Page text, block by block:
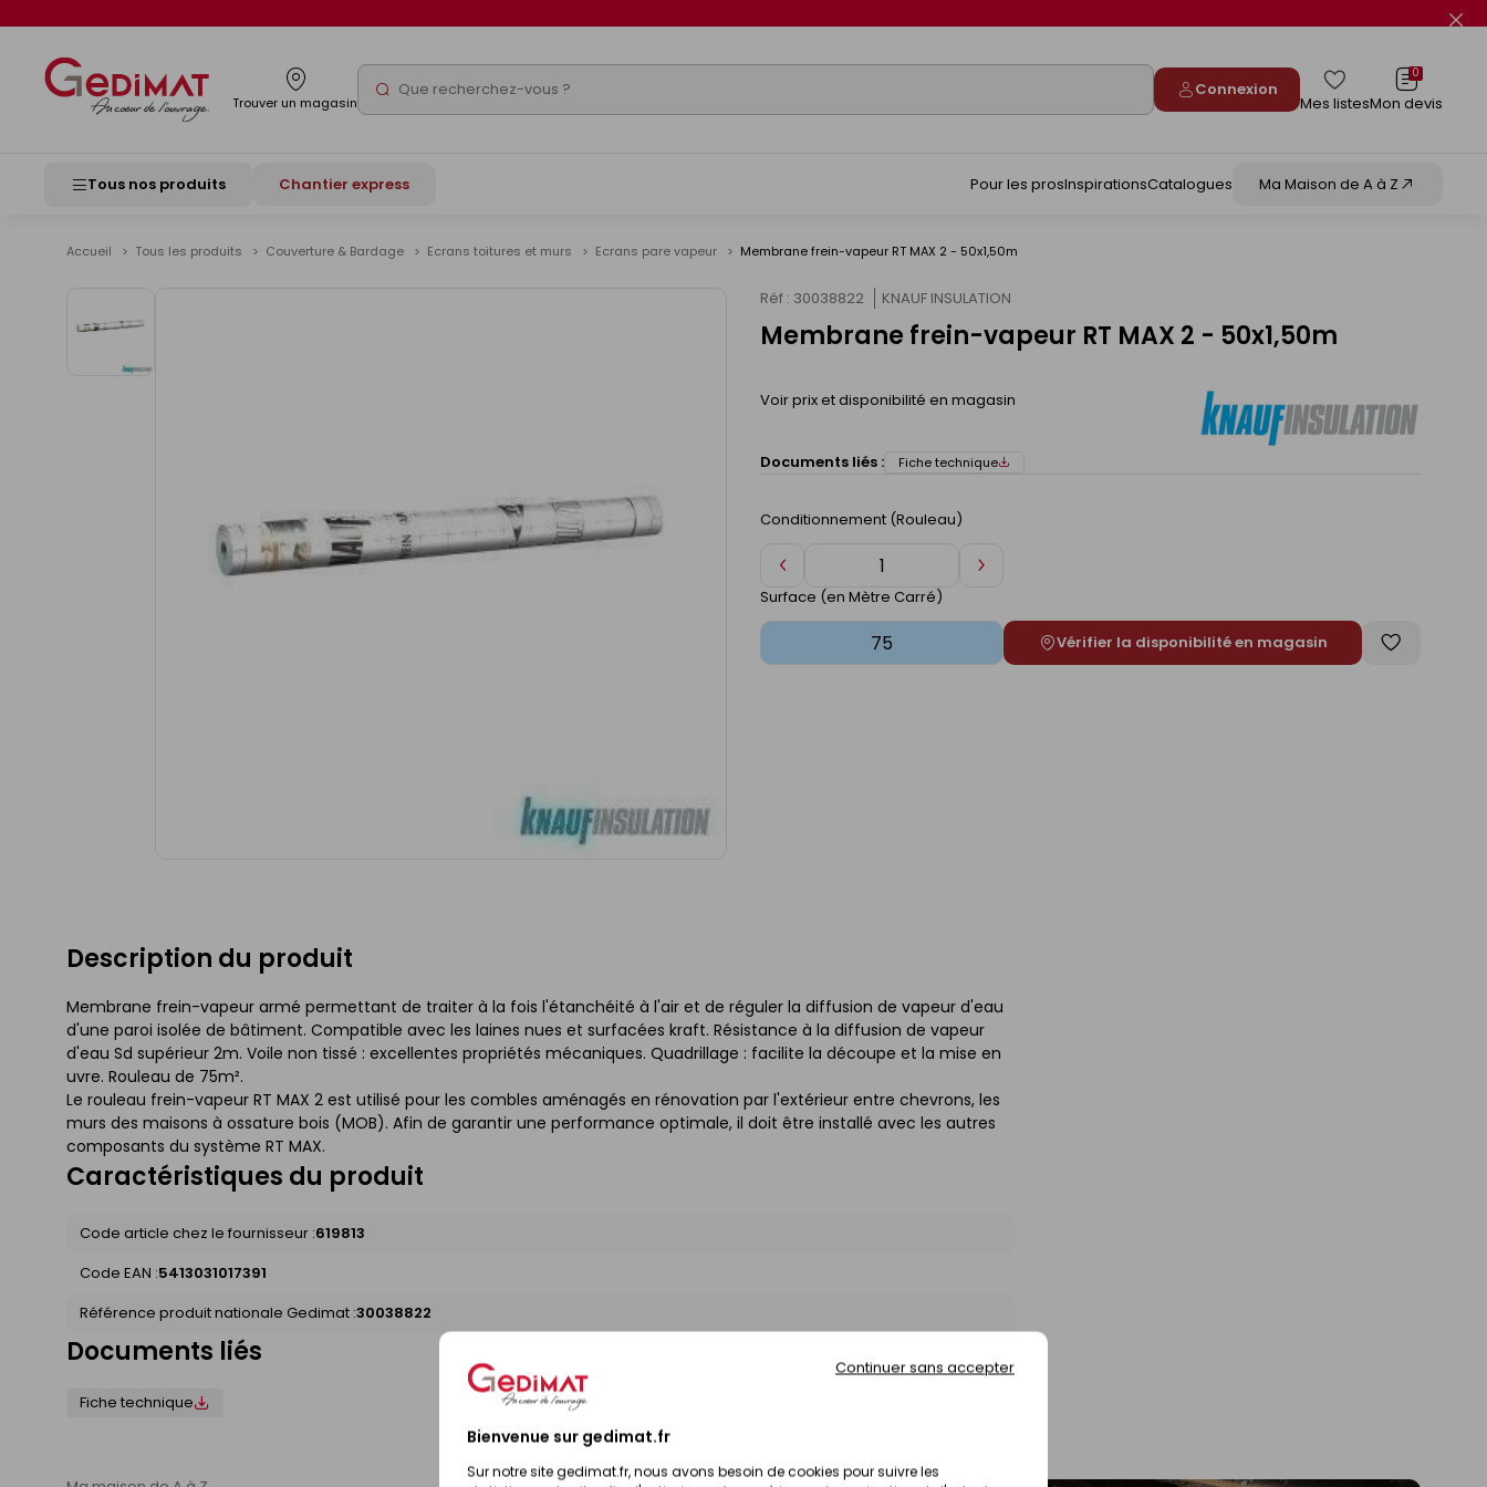
Bienvenue sur gedimat.fr
Sur notre site gedimat.fr, nous avons besoin de cookies pour suivre les
Continuer sans accepter
Trouver un magasin Rechercher Connexion
Mes listes
0
Mon devis
Tous nos produits Chantier express Pour les prosInspirationsCatalogues Ma Maison de A à Z
Accueil Tous les produits Couverture & Bardage Ecrans toitures et murs Ecrans pare vapeur Membrane frein-vapeur RT MAX 2 - 50x1,50m
Réf : 30038822 KNAUF INSULATION
Membrane frein-vapeur RT MAX 2 - 50x1,50m
Voir prix et disponibilité en magasin
Documents liés : Fiche technique
Conditionnement (Rouleau)
Diminuer
de
Augmenter
Surface (en Mètre Carré)
Vérifier la disponibilité en magasin
Enregistrer
Description du produit
Membrane frein-vapeur armé permettant de traiter à la fois l'étanchéité à l'air et de réguler la diffusion de vapeur d'eau
d'une paroi isolée de bâtiment. Compatible avec les laines nues et surfacées kraft. Résistance à la diffusion de vapeur
d'eau Sd supérieur 2m. Voile non tissé : excellentes propriétés mécaniques. Quadrillage : facilite la découpe et la mise en
uvre. Rouleau de 75m².
Le rouleau frein-vapeur RT MAX 2 est utilisé pour les combles aménagés en rénovation par l'extérieur entre chevrons, les
murs des maisons à ossature bois (MOB). Afin de garantir une performance optimale, il doit être installé avec les autres
composants du système RT MAX.
Caractéristiques du produit
Code article chez le fournisseur :619813
Code EAN :5413031017391
Référence produit nationale Gedimat :30038822
Documents liés
Fiche technique